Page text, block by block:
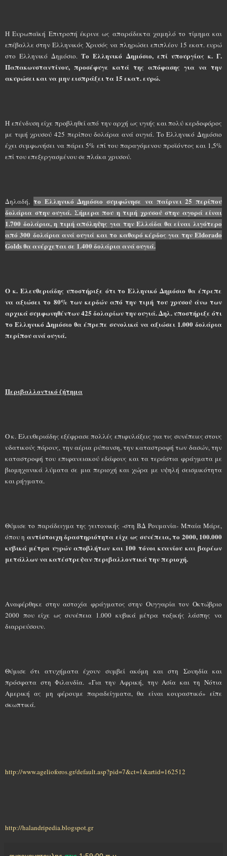
Η Ευρωπαϊκή Επιτροπή έκρινε ως απαράδεκτα χαμηλό το τίμημα και
επέβαλλε στην Ελληνικός Χρυσός να πληρώσει επιπλέον 15 εκατ. ευρώ
στο Ελληνικό Δημόσιο.Το Ελληνικό Δημόσιο, επί υπουργίας κ. Γ.
Παπακωνσταντίνου, προσέφυγε κατά της απόφασης για να την
ακυρώσει και να μην εισπράξει τα 15 εκατ. ευρώ.
Η επένδυση είχε προβληθεί από την αρχή ως υγιής και πολύ κερδοφόρος
με τιμή χρυσού 425 περίπου δολάρια ανά ουγιά. Το Ελληνικό Δημόσιο
έχει συμφωνήσει να πάρει 5% επί του παραγόμενου προϊόντος και 1,5%
επί του επεξεργασμένου σε πλάκα χρυσού.
Δηλαδή, το Ελληνικό Δημόσιο συμφώνησε να παίρνει 25 περίπου
δολάρια στην ουγιά. Σήμερα που η τιμή χρυσού στην αγορά είναι
1.700 δολάρια, η τιμή απόληψης για την Ελλάδα θα είναι λιγότερο
από 300 δολάρια ανά ουγιά και το καθαρό κέρδος για την Eldorado
Golds θα ανέρχεται σε 1.400 δολάρια ανά ουγιά.
Ο κ. Ελευθεριάδης υποστήριξε ότι το Ελληνικό Δημόσιο θα έπρεπε
να αξιώσει το 80% των κερδών από την τιμή του χρυσού άνω των
αρχικά συμφωνηθέντων 425 δολαρίων την ουγιά. Δηλ. υποστήριξε ότι
το Ελληνικό Δημόσιο θα έπρεπε συνολικά να αξιώσει 1.000 δολάρια
περίπου ανά ουγιά.
Περιβαλλοντικό ζήτημα
Ο κ. Ελευθεριάδης εξέφρασε πολλές επιφυλάξεις για τις συνέπειες στους
υδατικούς πόρους, την αέρια ρύπανση, την καταστροφή των δασών, την
καταστροφή του επιφανειακού εδάφους και τα τεράστια φράγματα με
βιομηχανικά λύματα σε μια περιοχή και χώρα με υψηλή σεισμικότητα
και ρήγματα.
Θύμισε το παράδειγμα της γειτονικής -στη ΒΔ Ρουμανία- Μπαία Μάρε,
όπου η αντίστοιχη δραστηριότητα είχε ως συνέπεια, το 2000, 100.000
κυβικά μέτρα υγρών αποβλήτων και 100 τόνοι κυανίου και βαρέων
μετάλλων να κατέστρεψαν περιβαλλοντικά την περιοχή.
Αναφέρθηκε στην αστοχία φράγματος στην Ουγγαρία τον Οκτώβριο
2000 που είχε ως συνέπεια 1.000 κυβικά μέτρα τοξικής λάσπης να
διαρρεύσουν.
Θύμισε ότι ατυχήματα έχουν συμβεί ακόμη και στη Σουηδία και
πρόσφατα στη Φιλανδία. «Για την Αφρική, την Ασία και τη Νότια
Αμερική ας μη φέρουμε παραδείγματα, θα είναι κουραστικό» είπε
σκωπτικά.
http://www.agelioforos.gr/default.asp?pid=7&ct=1&artid=162512
http://halandripedia.blogspot.gr